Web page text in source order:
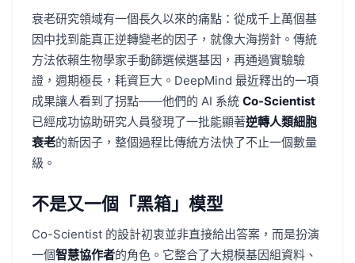
衰老研究領域有一個長久以來的痛點：從成千上萬個基
因中找到能真正逆轉變老的因子，就像大海撈針。傳統
方法依賴生物學家手動篩選候選基因，再通過實驗驗
證，週期極長，耗資巨大。DeepMind 最近釋出的一項
成果讓人看到了拐點——他們的 AI 系統 Co-Scientist
已經成功協助研究人員發現了一批能顯著逆轉人類細胞
衰老的新因子，整個過程比傳統方法快了不止一個數量
級。
不是又一個「黑箱」模型
Co-Scientist 的設計初衷並非直接給出答案，而是扮演
一個智慧協作者的角色。它整合了大規模基因組資料、